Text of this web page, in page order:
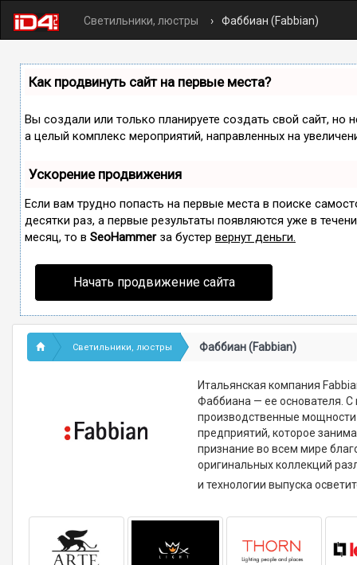
Светильники, люстры Фаббиан (Fabbian)
Как продвинуть сайт на первые места?
Вы создали или только планируете создать свой сайт, но
а целый комплекс мероприятий, направленных на
Ускорение продвижения
Если вам трудно попасть на первые места в поиске
десятки раз, а первые результаты появляются уже в
месяц, то в SeoHammerза бустер вернут деньги.
Начать продвижение сайта
Светильники, люстры Фаббиан (Fabbian)
Итальянская компания
Фаббиана — ее основателя.
производственные мощности
предприятий, которое
признание во всем мире
оригинальных коллекций
и технологии выпуска